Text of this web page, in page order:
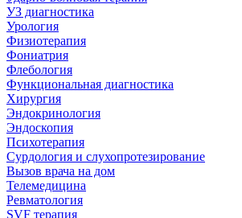
УЗ диагностика
Урология
Физиотерапия
Фониатрия
Флебология
Функциональная диагностика
Хирургия
Эндокринология
Эндоскопия
Психотерапия
Сурдология и слухопротезирование
Вызов врача на дом
Телемедицина
Ревматология
SVF терапия